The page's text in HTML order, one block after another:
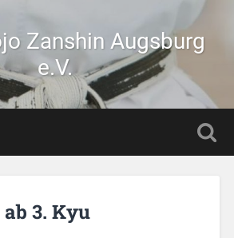
Zanshin Augsburg
e.V.
3. Kyu